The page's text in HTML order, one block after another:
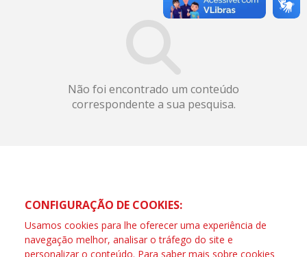
Não foi encontrado um conteúdo
correspondente a sua pesquisa.
CONFIGURAÇÃO DE COOKIES:
Usamos cookies para lhe oferecer uma experiência de
navegação melhor, analisar o tráfego do site e
personalizar o conteúdo. Para saber mais sobre cookies